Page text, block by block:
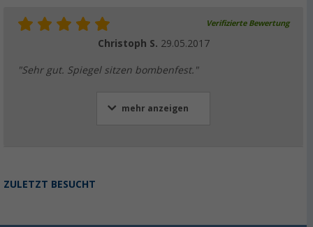
Verifizierte Bewertung
Christoph S. 29.05.2017
"Sehr gut. Spiegel sitzen bombenfest."
mehr anzeigen
ZULETZT BESUCHT